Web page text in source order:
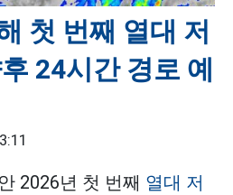
첫 번째 열대 저
24시간 경로 예
2026년 첫 번째 열대 저